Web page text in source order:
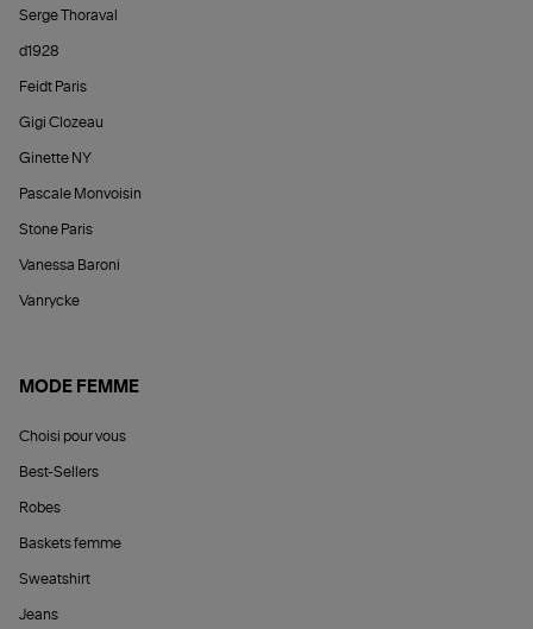
Serge Thoraval
d1928
Feidt Paris
Gigi Clozeau
Ginette NY
Pascale Monvoisin
Stone Paris
Vanessa Baroni
Vanrycke
MODE FEMME
Choisi pour vous
Best-Sellers
Robes
Baskets femme
Sweatshirt
Jeans